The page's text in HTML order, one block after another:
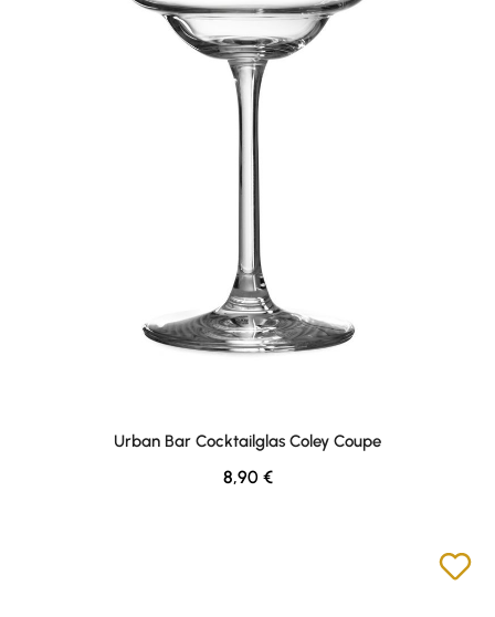
Urban Bar Cocktailglas Coley Coupe
Regular price:
8,90 €